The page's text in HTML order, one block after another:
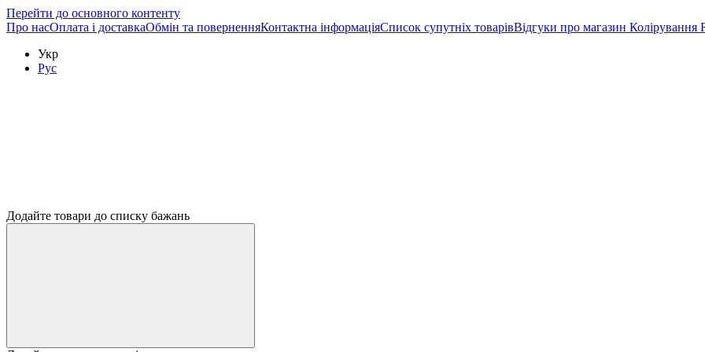
Перейти до основного контенту
Про насОплата і доставкаОбмін та поверненняКонтактна інформаціяСписок супутніх товарівВідгуки про магазин Колірування
Укр
Рус
Додайте товари до списку бажань